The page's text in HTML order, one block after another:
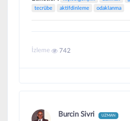
tecrübe
aktifdinleme odaklanma
İzleme 742
Burcin Sivri UZMAN